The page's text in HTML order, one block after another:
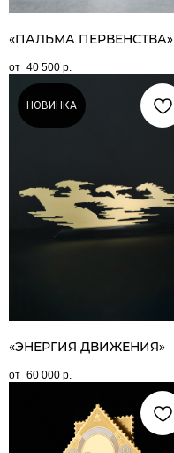
«ПАЛЬМА ПЕРВЕНСТВА»
40 500 р.
НОВИНКА
«ЭНЕРГИЯ ДВИЖЕНИЯ»
60 000 р.